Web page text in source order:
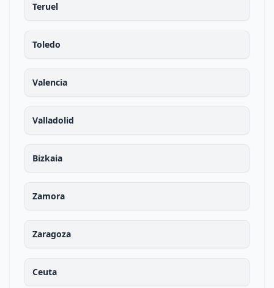
Teruel
Toledo
Valencia
Valladolid
Bizkaia
Zamora
Zaragoza
Ceuta